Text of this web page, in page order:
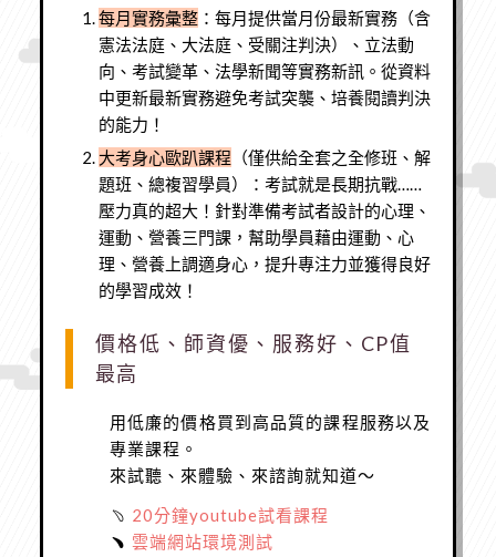
每月實務彙整：每月提供當月份最新實務（含
憲法法庭、大法庭、受關注判決）、立法動
向、考試變革、法學新聞等實務新訊。從資料
中更新最新實務避免考試突襲、培養閱讀判決
的能力！
大考身心歐趴課程 （僅供給全套之全修班、解
題班、總複習學員）：考試就是長期抗戰……
壓力真的超大！針對準備考試者設計的心理、
運動、營養三門課，幫助學員藉由運動、心
理、營養上調適身心，提升專注力並獲得良好
的學習成效！
價格低、師資優、服務好、CP值
最高
用低廉的價格買到高品質的課程服務以及
專業課程。
來試聽、來體驗、來諮詢就知道～
﹆ 20分鐘youtube試看課程
﹅ 雲端網站環境測試